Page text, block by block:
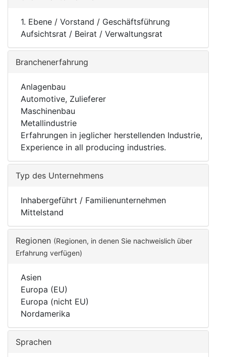
1. Ebene / Vorstand / Geschäftsführung
Aufsichtsrat / Beirat / Verwaltungsrat
Branchenerfahrung
Anlagenbau
Automotive, Zulieferer
Maschinenbau
Metallindustrie
Erfahrungen in jeglicher herstellenden Industrie,
Experience in all producing industries.
Typ des Unternehmens
Inhabergeführt / Familienunternehmen
Mittelstand
Regionen (Regionen, in denen Sie nachweislich über
Erfahrung verfügen)
Asien
Europa (EU)
Europa (nicht EU)
Nordamerika
Sprachen